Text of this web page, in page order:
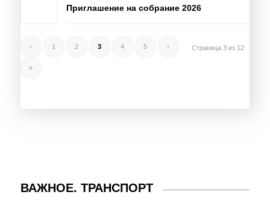
Приглашение на собрание 2026
Страница 3 из 12
‹ 1 2 3 4 5 ›
»
ВАЖНОЕ. ТРАНСПОРТ